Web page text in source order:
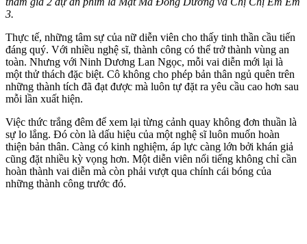
3.
Thực tế, những tâm sự của nữ diễn viên cho thấy tinh thần cầu tiến
đáng quý. Với nhiều nghệ sĩ, thành công có thể trở thành vùng an
toàn. Nhưng với Ninh Dương Lan Ngọc, mỗi vai diễn mới lại là
một thử thách đặc biệt. Cô không cho phép bản thân ngủ quên trên
những thành tích đã đạt được mà luôn tự đặt ra yêu cầu cao hơn sau
mỗi lần xuất hiện.
Việc thức trắng đêm để xem lại từng cảnh quay không đơn thuần là
sự lo lắng. Đó còn là dấu hiệu của một nghệ sĩ luôn muốn hoàn
thiện bản thân. Càng có kinh nghiệm, áp lực càng lớn bởi khán giả
cũng đặt nhiều kỳ vọng hơn. Một diễn viên nổi tiếng không chỉ cần
hoàn thành vai diễn mà còn phải vượt qua chính cái bóng của
những thành công trước đó.